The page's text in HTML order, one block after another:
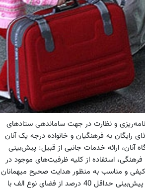
و نظارت در جهت ساماندهی ستادهای
رایگان به فرهنگیان و خانواده درجه یک آنان
آنان، ارائه خدمات جانبی از قبیل: پیش‌بینی
استفاده از کلیه ظرفیت‌های موجود در
کیفی و مناسب به منظور هدایت صحیح میهمانان
به ستادهای اسکان، پایگاه‌ها و مدارس، اجرای طرح رزرو محل اسکان و پیش‌بینی حداقل 40 درصد از فضای نوع الف با